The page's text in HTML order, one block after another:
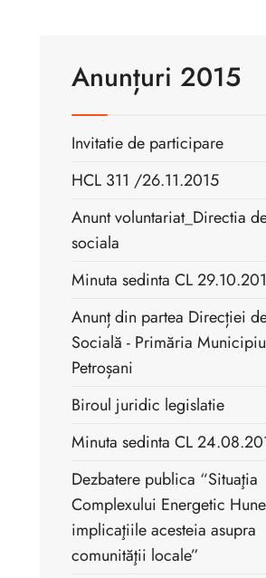
Anunțuri 2015
Invitatie de participare
HCL 311 /26.11.2015
Anunt voluntariat_Directia
sociala
Minuta sedinta CL
Anunț din partea Direcției
Socială - Primăria
Petroșani
Biroul juridic legislatie
Minuta sedinta CL
Dezbatere publica “Situaţia
Complexului Energetic
implicaţiile acesteia asupra
comunităţii locale”